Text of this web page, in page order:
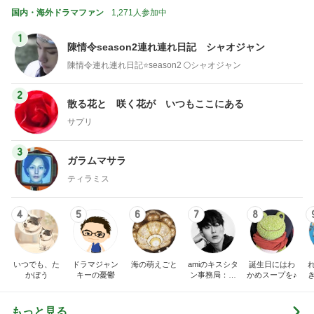
国内・海外ドラマファン 1,271人参加中
1
陳情令season2連れ連れ日記 シャオジャン
陳情令連れ連れ日記⭐️season2 🌕シャオジャン
2
散る花と 咲く花が いつもここにある
サプリ
3
ガラムマサラ
ティラミス
4
いつでも、た
かぼう
5
ドラマジャン
キーの憂鬱
6
海の萌えごと
7
amiのキスシタ
ン事務局：韓
8
誕生日にはわ
かめスープを♪
もっと見る